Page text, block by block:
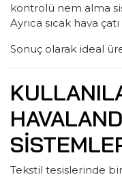
kontrolü nem alma
Ayrıca sıcak hava
Sonuç olarak ideal
Tekstil tesislerinde